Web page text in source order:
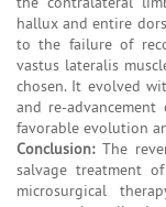
hallux and entire
to the failure of
vastus lateralis
chosen. It evolved
and re-
favorable evolution
Conclusion:The
salvage treatment
microsurgical